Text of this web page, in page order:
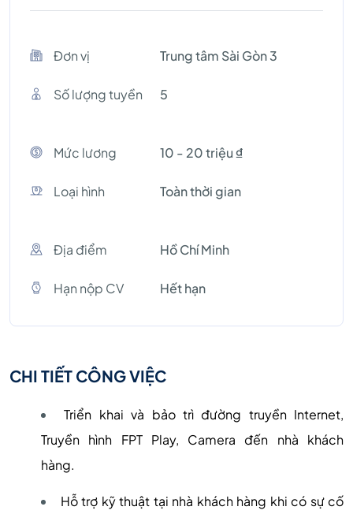
Đơn vị Trung tâm Sài Gòn 3
Số lượng tuyền 5
Mức lương 10 - 20 triệu ₫
Loại hình Toàn thời gian
Địa điểm Hồ Chí Minh
Hạn nộp CV Hết hạn
CHI TIẾT CÔNG VIỆC
Triển khai và bảo trì đường truyền Internet,
Truyền hình FPT Play, Camera đến nhà khách
hàng.
Hỗ trợ kỹ thuật tại nhà khách hàng khi có sự cố